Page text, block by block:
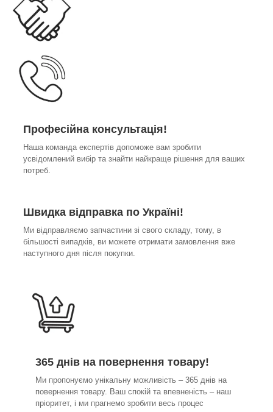
Професійна консультація!
Наша команда експертів допоможе вам зробити
усвідомлений вибір та знайти найкраще рішення для ваших
потреб.
Швидка відправка по Україні!
Ми відправляємо запчастини зі свого складу, тому, в
більшості випадків, ви можете отримати замовлення вже
наступного дня після покупки.
365 днів на повернення товару!
Ми пропонуємо унікальну можливість – 365 днів на
повернення товару. Ваш спокій та впевненість – наш
пріоритет, і ми прагнемо зробити весь процес